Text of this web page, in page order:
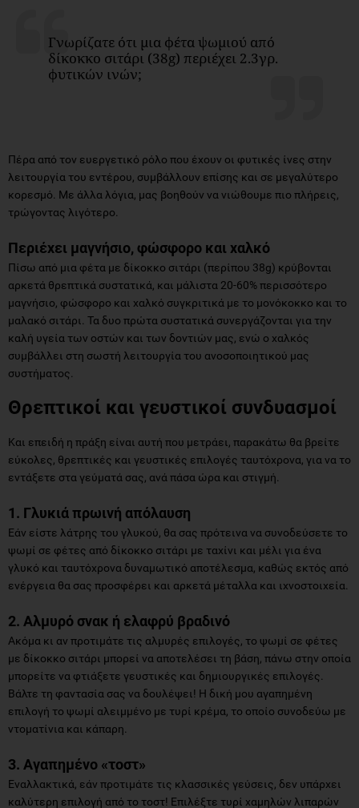
Γνωρίζατε ότι μια φέτα ψωμιού από
δίκοκκο σιτάρι (38g) περιέχει 2.3γρ.
φυτικών ινών;
Πέρα από τον ευεργετικό ρόλο που έχουν οι φυτικές ίνες στην
λειτουργία του εντέρου, συμβάλλουν επίσης και σε μεγαλύτερο
κορεσμό. Με άλλα λόγια, μας βοηθούν να νιώθουμε πιο πλήρεις,
τρώγοντας λιγότερο.
Περιέχει μαγνήσιο, φώσφορο και χαλκό
Πίσω από μια φέτα με δίκοκκο σιτάρι (περίπου 38g) κρύβονται
αρκετά θρεπτικά συστατικά, και μάλιστα 20-60% περισσότερο
μαγνήσιο, φώσφορο και χαλκό συγκριτικά με το μονόκοκκο και το
μαλακό σιτάρι. Τα δυο πρώτα συστατικά συνεργάζονται για την
καλή υγεία των οστών και των δοντιών μας, ενώ ο χαλκός
συμβάλλει στη σωστή λειτουργία του ανοσοποιητικού μας
συστήματος.
Θρεπτικοί και γευστικοί συνδυασμοί
Και επειδή η πράξη είναι αυτή που μετράει, παρακάτω θα βρείτε
εύκολες, θρεπτικές και γευστικές επιλογές ταυτόχρονα, για να το
εντάξετε στα γεύματά σας, ανά πάσα ώρα και στιγμή.
1. Γλυκιά πρωινή απόλαυση
Εάν είστε λάτρης του γλυκού, θα σας πρότεινα να συνοδεύσετε το
ψωμί σε φέτες από δίκοκκο σιτάρι με ταχίνι και μέλι για ένα
γλυκό και ταυτόχρονα δυναμωτικό αποτέλεσμα, καθώς εκτός από
ενέργεια θα σας προσφέρει και αρκετά μέταλλα και ιχνοστοιχεία.
2. Αλμυρό σνακ ή ελαφρύ βραδινό
Ακόμα κι αν προτιμάτε τις αλμυρές επιλογές, το ψωμί σε φέτες
με δίκοκκο σιτάρι μπορεί να αποτελέσει τη βάση, πάνω στην οποία
μπορείτε να φτιάξετε γευστικές και δημιουργικές επιλογές.
Βάλτε τη φαντασία σας να δουλέψει! Η δική μου αγαπημένη
επιλογή το ψωμί αλειμμένο με τυρί κρέμα, το οποίο συνοδεύω με
ντοματίνια και κάπαρη.
3. Αγαπημένο «τοστ»
Εναλλακτικά, εάν προτιμάτε τις κλασσικές γεύσεις, δεν υπάρχει
καλύτερη επιλογή από το τοστ! Επιλέξτε τυρί χαμηλών λιπαρών